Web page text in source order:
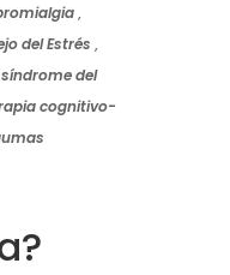
,
del Estrés ,
síndrome del
cognitivo-